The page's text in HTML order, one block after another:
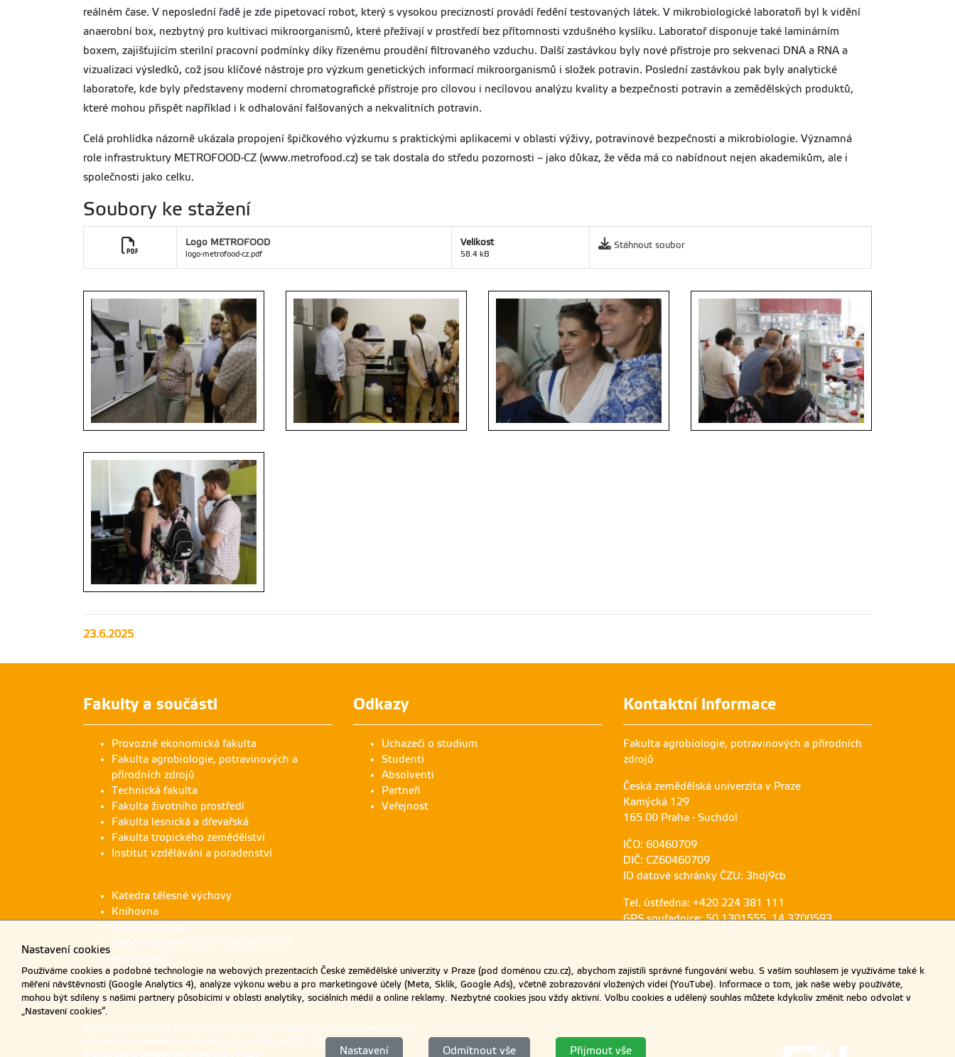
reálném čase. V neposlední řadě je zde pipetovací robot, který s vysokou precizností provádí ředění testovaných látek. V mikrobiologické laboratoři byl k vidění
anaerobní box, nezbytný pro kultivaci mikroorganismů, které přežívají v prostředí bez přítomnosti vzdušného kyslíku. Laboratoř disponuje také laminárním
boxem, zajišťujícím sterilní pracovní podmínky díky řízenému proudění filtrovaného vzduchu. Další zastávkou byly nové přístroje pro sekvenaci DNA a RNA a
vizualizaci výsledků, což jsou klíčové nástroje pro výzkum genetických informací mikroorganismů i složek potravin. Poslední zastávkou pak byly analytické
laboratoře, kde byly představeny moderní chromatografické přístroje pro cílovou i necílovou analýzu kvality a bezpečnosti potravin a zemědělských produktů,
které mohou přispět například i k odhalování falšovaných a nekvalitních potravin.
Celá prohlídka názorně ukázala propojení špičkového výzkumu s praktickými aplikacemi v oblasti výživy, potravinové bezpečnosti a mikrobiologie. Významná
role infrastruktury METROFOOD-CZ (www.metrofood.cz) se tak dostala do středu pozornosti – jako důkaz, že věda má co nabídnout nejen akademikům, ale i
společnosti jako celku.
Soubory ke stažení
Logo METROFOOD
logo-metrofood-cz.pdf
Velikost
58.4 kB
Stáhnout soubor
Prezentace vybavení laboratoří velké
výzkumné infrastruktury METROFOOD-CZ
na Zahradní slavnosti ČZU
výzkumné infrastruktury METROFOOD-CZ
23.6.2025
Fakulty a součásti
Provozně ekonomická fakulta
Fakulta agrobiologie, potravinových a
přírodních zdrojů
Technická fakulta
Fakulta životního prostředí
Fakulta lesnická a dřevařská
Fakulta tropického zemědělství
Institut vzdělávání a poradenství
Katedra tělesné výchovy
Knihovna
Koleje a menza
Odbor informačních a komunikačních
technologií
Odkazy
Uchazeči o studium
Studenti
Absolventi
Partneři
Veřejnost
Kontaktní informace
Fakulta agrobiologie, potravinových a přírodních
zdrojů
Česká zemědělská univerzita v Praze
Kamýcká 129
165 00 Praha - Suchdol
IČO: 60460709
DIČ: CZ60460709
ID datové schránky ČZU: 3hdj9cb
Tel. ústředna: +420 224 381 111
GPS souřadnice: 50.1301555, 14.3700593
Materiály umístěné na tomto webu mohou být publikovány pouze se souhlasem ČZU.
Informace o zpracování a ochraně osobních údajů na ČZU v Praze
© 2026 Česká zemědělská univerzita v Praze
Nastavení cookies
Používáme cookies a podobné technologie na webových prezentacích České zemědělské univerzity v Praze (pod doménou czu.cz), abychom zajistili správné fungování webu. S vaším souhlasem je využíváme také k
měření návštěvnosti (Google Analytics 4), analýze výkonu webu a pro marketingové účely (Meta, Sklik, Google Ads), včetně zobrazování vložených videí (YouTube). Informace o tom, jak naše weby používáte,
mohou být sdíleny s našimi partnery působícími v oblasti analytiky, sociálních médií a online reklamy. Nezbytné cookies jsou vždy aktivní. Volbu cookies a udělený souhlas můžete kdykoliv změnit nebo odvolat v
„Nastavení cookies“.
Nastavení Odmítnout vše Přijmout vše